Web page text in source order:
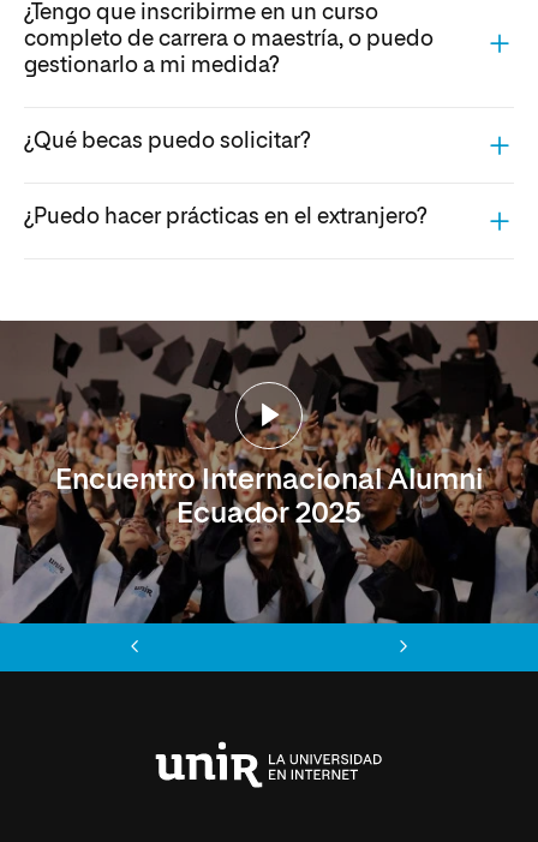
¿Tengo que inscribirme en un curso
completo de carrera o maestría, o puedo
gestionarlo a mi medida?
¿Qué becas puedo solicitar?
¿Puedo hacer prácticas en el extranjero?
Encuentro Internacional Alumni
Ecuador 2025